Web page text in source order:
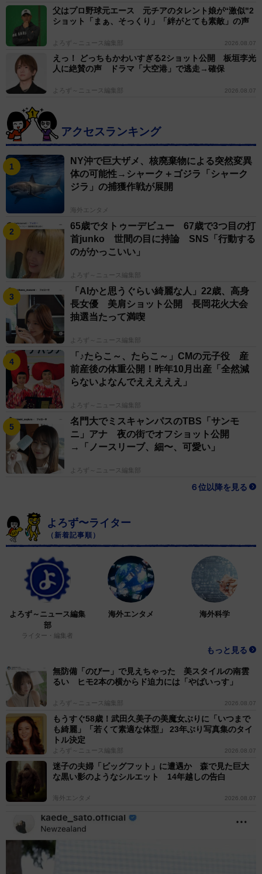
父はプロ野球元エース 元チアのタレント娘が“激似"2
ショット「まぁ、そっくり」「絆がとても素敵」の声
よろず～ニュース編集部 2026.08.07
えっ！ どっちもかわいすぎる2ショット公開 板垣李光
人に絶賛の声 ドラマ「大空港」で逃走→確保
よろず～ニュース編集部 2026.08.07
アクセスランキング
NY沖で巨大ザメ、核廃棄物による突然変異
体の可能性→シャーク＋ゴジラ「シャーク
ジラ」の捕獲作戦が展開
海外エンタメ
65歳でタトゥーデビュー 67歳で3つ目の打
首junko 世間の目に持論 SNS「行動する
のがかっこいい」
よろず～ニュース編集部
「AIかと思うぐらい綺麗な人」22歳、高身
長女優 美肩ショット公開 長岡花火大会
抽選当たって満喫
よろず～ニュース編集部
「♪たらこ～、たらこ～」CMの元子役 産
前産後の体重公開！昨年10月出産「全然減
らないよなんでえええええ」
よろず～ニュース編集部
名門大でミスキャンパスのTBS「サンモ
ニ」アナ 夜の街でオフショット公開
→「ノースリーブ、細〜、可愛い」
よろず～ニュース編集部
６位以降を見る
よろず〜ライター
（新着記事順）
よろず～ニュース編集
部
ライター・編集者
海外エンタメ 海外科学
もっと見る
無防備「のびー」で見えちゃった 美スタイルの南雲
るい ヒモ2本の横からド迫力には「やばいっす」
よろず～ニュース編集部 2026.08.07
もうすぐ58歳！武田久美子の美魔女ぶりに「いつまで
も綺麗」「若くて素適な体型」 23年ぶり写真集のタイ
トル決定
よろず～ニュース編集部 2026.08.07
迷子の夫婦「ビッグフット」に遭遇か 森で見た巨大
な黒い影のようなシルエット 14年越しの告白
海外エンタメ 2026.08.07